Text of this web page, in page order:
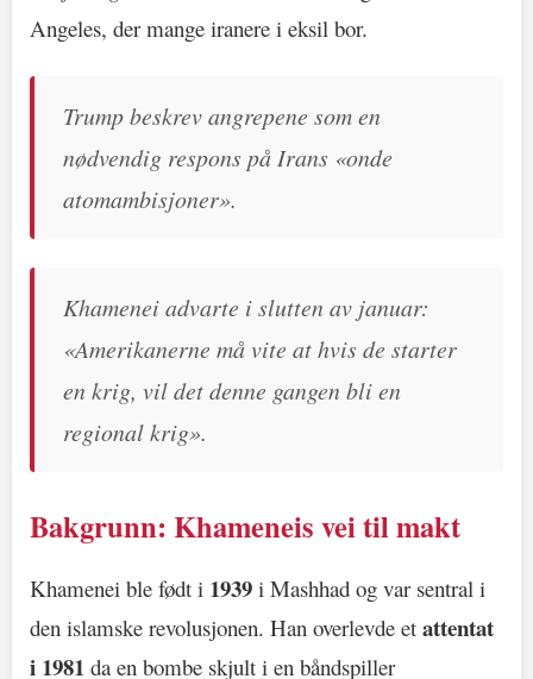
Angeles, der mange iranere i eksil bor.
Trump beskrev angrepene som en
nødvendig respons på Irans «onde
atomambisjoner».
Khamenei advarte i slutten av januar:
«Amerikanerne må vite at hvis de starter
en krig, vil det denne gangen bli en
regional krig».
Bakgrunn: Khameneis vei til makt
Khamenei ble født i 1939 i Mashhad og var sentral i
den islamske revolusjonen. Han overlevde et attentat
i 1981 da en bombe skjult i en båndspiller